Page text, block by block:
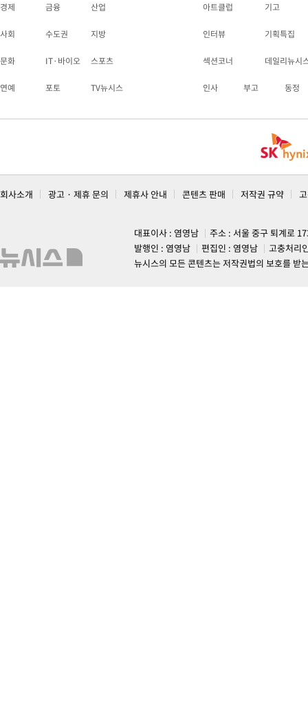
경제 금융 산업
사회 수도권 지방
문화 IT·바이오 스포츠
연예 포토 TV뉴시스
아트클럽 기고
인터뷰 기획특집
섹션코너 데일리뉴시
인사 부고 동정
회사소개 광고 · 제휴 문의 제휴사 안내 콘텐츠 판매 저작권 규약
대표이사 : 염영남
주소 : 서울 중구 퇴계로
발행인 : 염영남
편집인 : 염영남
고충처리
뉴시스의 모든 콘텐츠는 저작권법의 보호를